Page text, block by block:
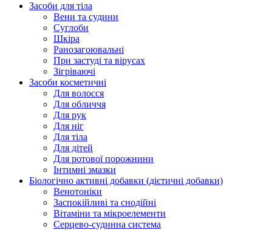
Засоби для тіла
Вени та судини
Суглоби
Шкіра
Ранозагоювальні
При застуді та вірусах
Зігріваючі
Засоби косметичні
Для волосся
Для обличчя
Для рук
Для ніг
Для тіла
Для дітей
Для ротової порожнини
Інтимні змазки
Біологічно активні добавки (дієтичні добавки)
Венотоніки
Заспокійливі та снодійні
Вітаміни та мікроелементи
Серцево-судинна система